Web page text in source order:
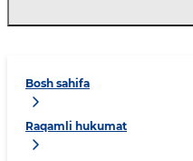
Bosh sahifa
Raqamli hukumat